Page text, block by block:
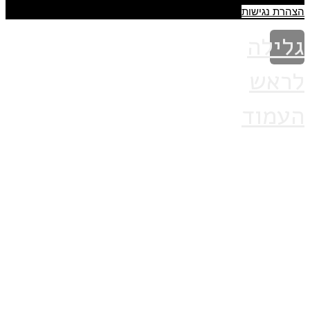
הצהרת נגישות
גלילה